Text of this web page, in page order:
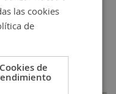
por: lafermina
que
las cookies
de
Cookies de